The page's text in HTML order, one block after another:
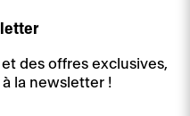
des offres exclusives,
la newsletter !